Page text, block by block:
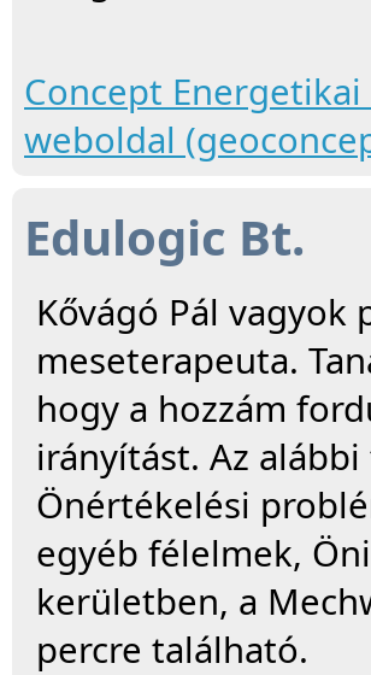
Concept
weboldal
Edulogic Bt.
Kővágó Pál vagyok
meseterapeuta.
hogy a hozzám
irányítást. Az
Önértékelési
egyéb félelmek,
kerületben, a
percre található.